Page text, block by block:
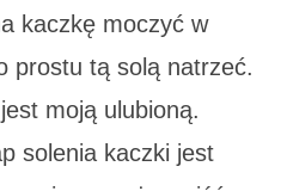
kaczkę moczyć w
prostu tą solą natrzeć.
moją ulubioną.
solenia kaczki jest